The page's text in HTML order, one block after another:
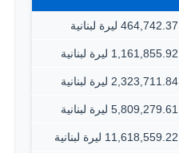
464,742.37 ليرة لبنانية
1,161,855.92 ليرة لبنانية
2,323,711.84 ليرة لبنانية
5,809,279.61 ليرة لبنانية
11,618,559.22 ليرة لبنانية